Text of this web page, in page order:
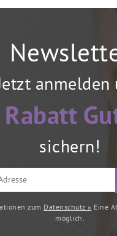
anmelden
sichern!
zum Datenschutz » Eine
möglich.